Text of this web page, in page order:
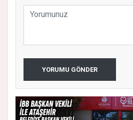
YORUMU GÖNDER